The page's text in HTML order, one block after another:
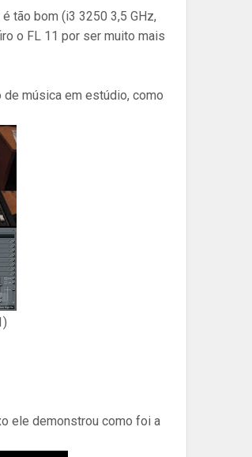
tão bom (i3 3250 3,5 GHz,
o FL 11 por ser muito mais
música em estúdio, como
ele demonstrou como foi a